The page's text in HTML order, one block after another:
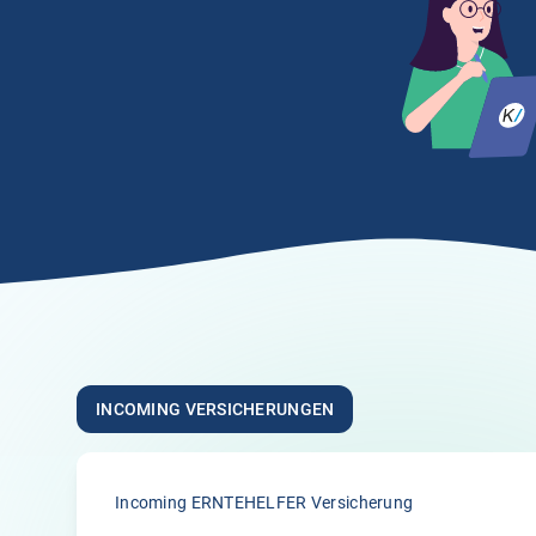
„Sehr hilfsbereite Mitarbeiter die ihren Job
verstehen. Ich bin sehr zufrieden!“
5.00
INCOMING VERSICHERUNGEN
Incoming ERNTEHELFER Versicherung